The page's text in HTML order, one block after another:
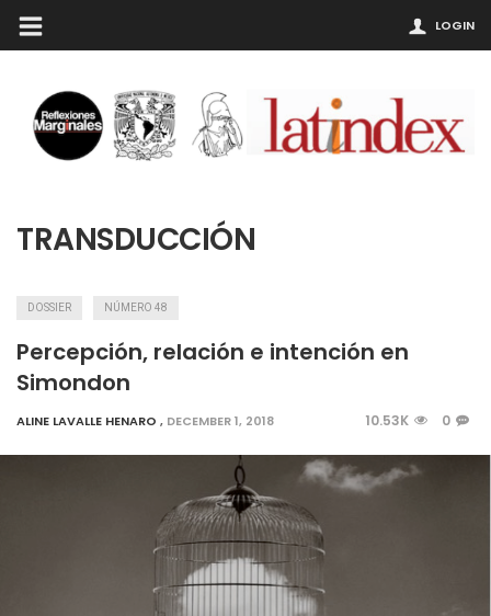
LOGIN
TRANSDUCCIÓN
DOSSIER NÚMERO 48
Percepción, relación e intención en
Simondon
ALINE LAVALLE HENARO , DECEMBER 1, 2018 10.53K 0